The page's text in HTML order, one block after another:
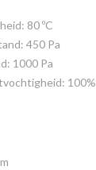
80 ºC
450 Pa
1000 Pa
100%